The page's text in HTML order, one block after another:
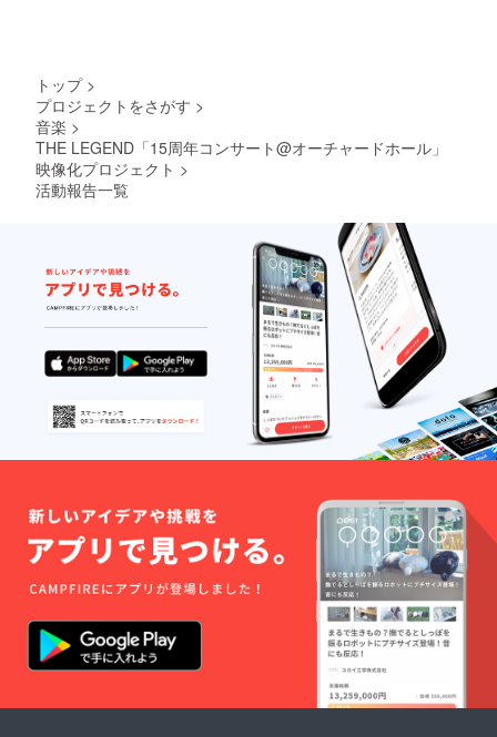
カッ
ださ
い。皆
様のご
意見を
踏まえ
編集に
反映致
しま
す。一
緒に素
晴らし
い映像
作品を
作りま
※Blu-
rayは完
成試写
会でメ
ンバー
よりお
渡しい
たしま
す。 ※
支援
ず備考
ます。
ンはメ
ンバー
にお任
せくだ
さい！
ご要望
は任意
でメッ
セージ
頂けれ
ば最大
限反映
致しま
す！ 試
8月22日
（日）
14:00〜
都内
で予定
りま
す。
※Blu-
rayは完
会でメ
写会内
ナーを
プロ
デュー
ス出来
る権利
と登壇
出来る
権利で
す。メ
ンバー
とファ
ンのみ
なさま
を巻き
よし、
トーク
セッ
ション
をする
もよ
し！
様々な
アイデ
アで
ナーを
ます。
ray発売
記念ラ
ジオ番
組にご
出演頂
く権利
です。
番組内
容はメ
ンバー
と一緒
に企画
して頂
きま
作品の
魅力を
世界に
向けて
発信で
きる楽
しい番
組をメ
ンバー
ましょ
コン
【Speci
al
Thanks
】の
コー
ナー
に、あ
なたの
お名前
をお載
せしま
す。 〇
Blu-ray
に同封
ブック
レット
にあな
たの
メッ
セージ
とお名
前を掲
載致し
発売後
販売さ
れる
トップ >
プロジェクトをさがす >
音楽 >
THE LEGEND「15周年コンサート@オーチャードホール」
映像化プロジェクト >
活動報告一覧